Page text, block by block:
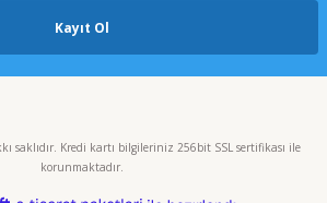
Kayıt Ol
saklıdır. Kredi kartı bilgileriniz 256bit SSL sertifikası ile
korunmaktadır.